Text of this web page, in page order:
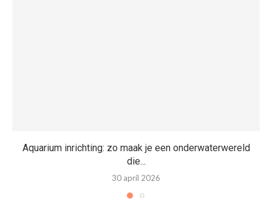
Aquarium inrichting: zo maak je een onderwaterwereld
die...
30 april 2026